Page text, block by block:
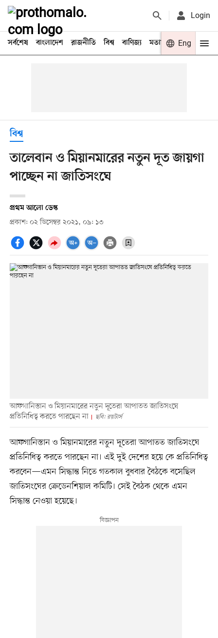
Login
সর্বশেষ বাংলাদেশ রাজনীতি বিশ্ব বাণিজ্য মতামত খেলা
Eng
বিশ্ব
তালেবান ও মিয়ানমারের নতুন দূত জায়গা
পাচ্ছেন না জাতিসংঘে
প্রথম আলো ডেস্ক
প্রকাশ: ০২ ডিসেম্বর ২০২১, ০৯: ১৩
আফগানিস্তান ও মিয়ানমারের নতুন দূতেরা আপাতত জাতিসংঘে
প্রতিনিধিত্ব করতে পারছেন না
ছবি: রয়টার্স
আফগানিস্তান ও মিয়ানমারের নতুন দূতেরা আপাতত জাতিসংঘে
প্রতিনিধিত্ব করতে পারছেন না। এই দুই দেশের হয়ে কে প্রতিনিধিত্ব
করবেন—এমন সিদ্ধান্ত নিতে গতকাল বুধবার বৈঠকে বসেছিল
জাতিসংঘের ক্রেডেনশিয়াল কমিটি। সেই বৈঠক থেকে এমন
সিদ্ধান্ত নেওয়া হয়েছে।